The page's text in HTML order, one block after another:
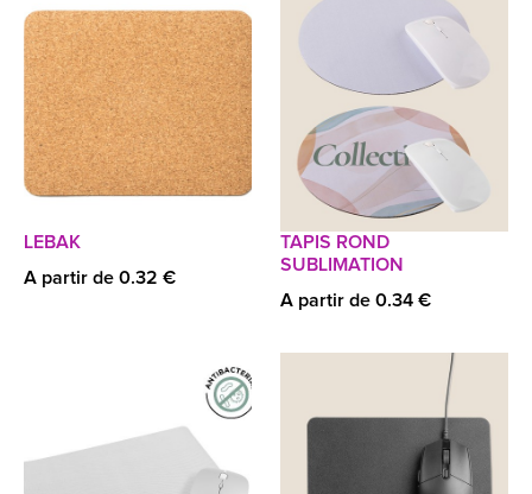
LEBAK
A partir de 0.32 €
TAPIS ROND
SUBLIMATION
A partir de 0.34 €